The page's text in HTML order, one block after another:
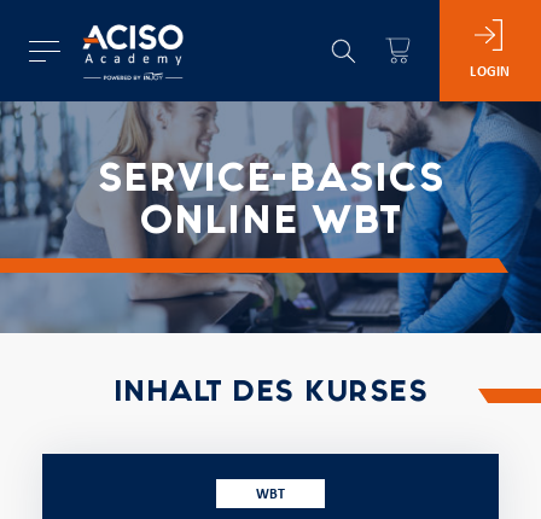
LOGIN
SERVICE-BASICS
ONLINE WBT
INHALT DES KURSES
WBT